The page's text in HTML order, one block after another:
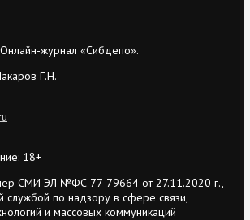
журнал «Сибдепо».
Г.Н.
18+
СМИ ЭЛ №ФС 77-79664 от 27.11.2020 г.,
по надзору в сфере связи,
и массовых коммуникаций